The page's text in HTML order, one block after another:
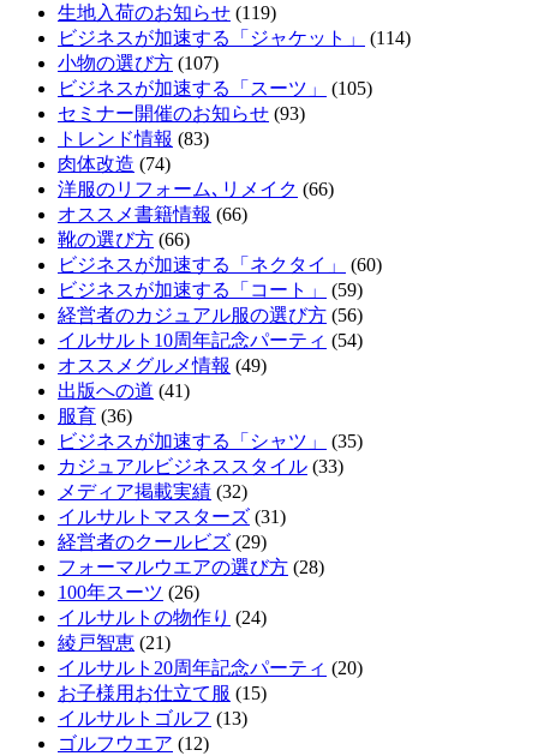
生地入荷のお知らせ (119)
ビジネスが加速する「ジャケット」
(114)
小物の選び方 (107)
ビジネスが加速する「スーツ」
(105)
セミナー開催のお知らせ (93)
トレンド情報 (83)
肉体改造 (74)
洋服のリフォーム､リメイク (66)
オススメ書籍情報 (66)
靴の選び方 (66)
ビジネスが加速する「ネクタイ」
(60)
ビジネスが加速する「コート」
(59)
経営者のカジュアル服の選び方 (56)
イルサルト10周年記念パーティ (54)
オススメグルメ情報 (49)
出版への道 (41)
服育 (36)
ビジネスが加速する「シャツ」
(35)
カジュアルビジネススタイル (33)
メディア掲載実績 (32)
イルサルトマスターズ (31)
経営者のクールビズ (29)
フォーマルウエアの選び方 (28)
100年スーツ (26)
イルサルトの物作り (24)
綾戸智恵 (21)
イルサルト20周年記念パーティ (20)
お子様用お仕立て服 (15)
イルサルトゴルフ (13)
ゴルフウエア (12)